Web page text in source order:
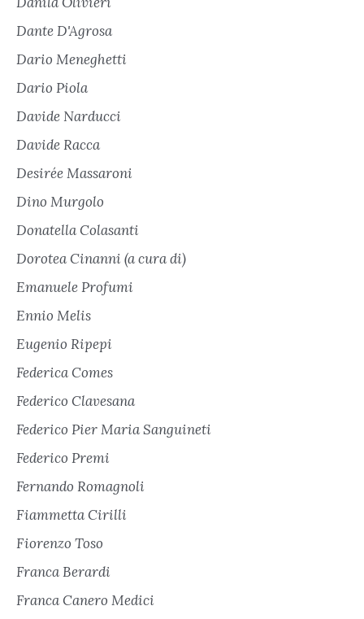
Dante D'Agrosa
Dario Meneghetti
Dario Piola
Davide Narducci
Davide Racca
Desirée Massaroni
Dino Murgolo
Donatella Colasanti
Dorotea Cinanni (a cura di)
Emanuele Profumi
Ennio Melis
Eugenio Ripepi
Federica Comes
Federico Clavesana
Federico Pier Maria Sanguineti
Federico Premi
Fernando Romagnoli
Fiammetta Cirilli
Fiorenzo Toso
Franca Berardi
Franca Canero Medici